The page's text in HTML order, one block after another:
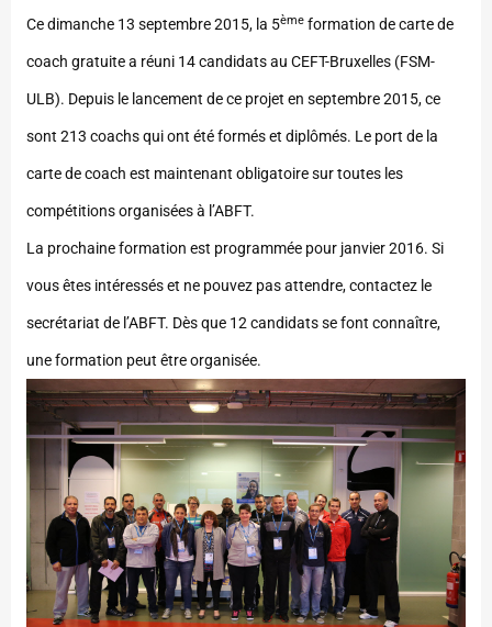
Ce dimanche 13 septembre 2015, la 5ème formation de carte de
coach gratuite a réuni 14 candidats au CEFT-Bruxelles (FSM-
ULB). Depuis le lancement de ce projet en septembre 2015, ce
sont 213 coachs qui ont été formés et diplômés. Le port de la
carte de coach est maintenant obligatoire sur toutes les
compétitions organisées à l’ABFT.
La prochaine formation est programmée pour janvier 2016. Si
vous êtes intéressés et ne pouvez pas attendre, contactez le
secrétariat de l’ABFT. Dès que 12 candidats se font connaître,
une formation peut être organisée.